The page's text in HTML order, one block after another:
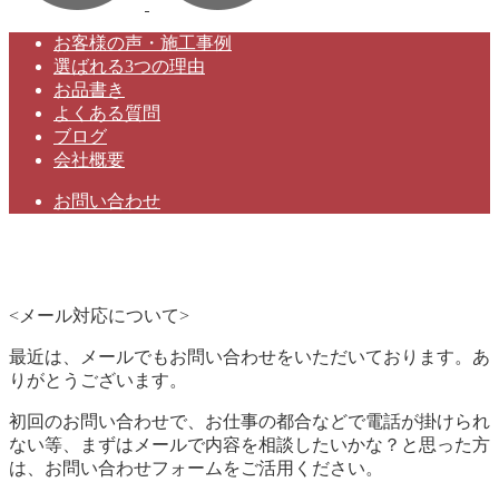
お客様の声・施工事例
選ばれる3つの理由
お品書き
よくある質問
ブログ
会社概要
お問い合わせ
<メール対応について>
最近は、メールでもお問い合わせをいただいております。あ
りがとうございます。
初回のお問い合わせで、お仕事の都合などで電話が掛けられ
ない等、まずはメールで内容を相談したいかな？と思った方
は、お問い合わせフォームをご活用ください。